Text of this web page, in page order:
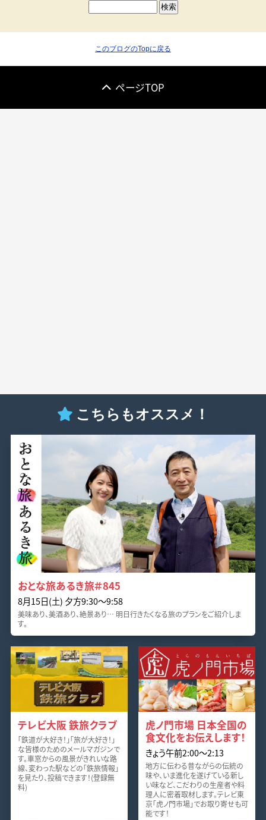
このブログのTopに戻る
ページTOP
こちらもオススメ！
おとな旅あるき旅＃845
8月15日(土) 夕方9:30～9:58
美味あり、美酒あり、絶景あり… 明日行きたくなる旅のプランをご紹介しま
す。
テレビ大阪 鉄旅クラブ
「鉄道が大好き！」「旅が大好き！」
な皆様のためのメールマガジンで
す。車窓からの風景がきれいな路
線、変わった駅などの「鉄旅情報」
を見たり、投稿できます！(登録無
料)
虎ノ門市場 日本全国の
食文化をお伝えします！
きょう午前2:00～2:13
地方に伝わる昔ながらの伝統の
味や、いま進化を遂げている新し
い味など、こだわりの生産者や料
理人に密着取材します。テレビ東
京「虎ノ門市場」でお取り寄せも可
能です！